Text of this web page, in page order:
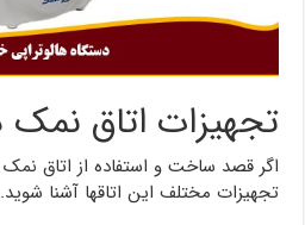
تجهیزات اتاق نمک
اگر قصد ساخت و استفاده از اتاق نمک
تجهیزات مختلف این اتاقها آشنا شوید.